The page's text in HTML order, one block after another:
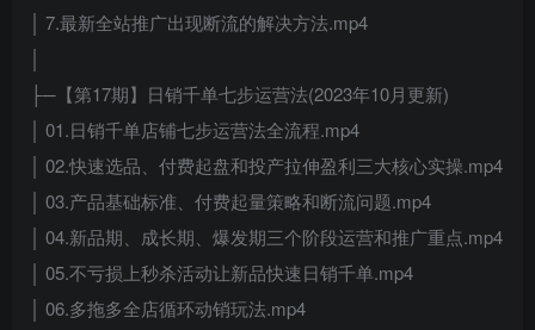
│ 7.最新全站推广出现断流的解决方法.mp4
├─【第17期】日销千单七步运营法(2023年10月更新)
│ 01.日销千单店铺七步运营法全流程.mp4
│ 02.快速选品、付费起盘和投产拉伸盈利三大核心实操.mp4
│ 03.产品基础标准、付费起量策略和断流问题.mp4
│ 04.新品期、成长期、爆发期三个阶段运营和推广重点.mp4
│ 05.不亏损上秒杀活动让新品快速日销千单.mp4
│ 06.多拖多全店循环动销玩法.mp4